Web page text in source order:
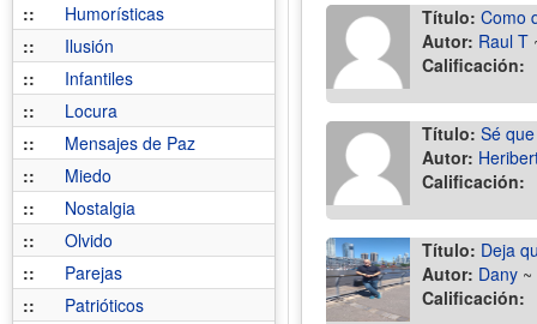
::
Humorísticas
::
Ilusión
::
Infantiles
::
Locura
::
Mensajes de Paz
::
Miedo
::
Nostalgia
::
Olvido
::
Parejas
::
Patrióticos
Título: Como
Autor: Raul T
Calificación:
Título: Sé
Autor:
Calificación:
Título: Deja
Autor: Dany ~
Calificación: